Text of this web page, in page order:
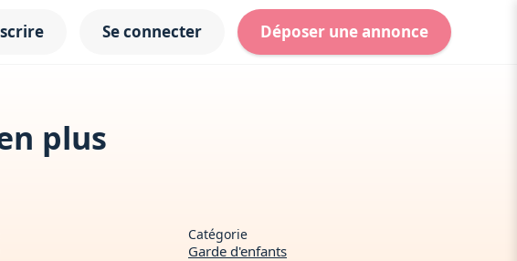
Se connecter Déposer une annonce
plus
Catégorie
Garde d'enfants